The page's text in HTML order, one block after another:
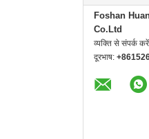
Foshan
Co.Ltd
व्यक्ति से संपर्क
दूरभाष: